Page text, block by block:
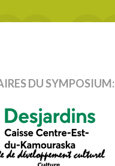
DU SYMPOSIUM: